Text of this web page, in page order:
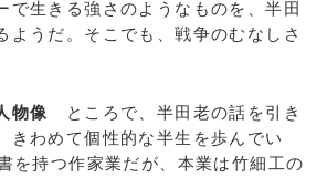
で生きる強さのようなものを、半田
ようだ。そこでも、戦争のむなしさ
物像
ところで、半田老の話を引き
きわめて個性的な半生を歩んでい
を持つ作家業だが、本業は竹細工の